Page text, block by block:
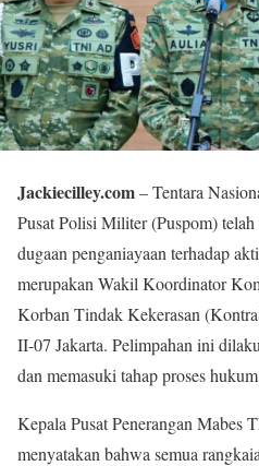
Jackiecilley.com– Tentara
Pusat Polisi Militer (Puspom)
dugaan penganiayaan terhadap
merupakan Wakil Koordinator
Korban Tindak Kekerasan
II-07 Jakarta. Pelimpahan ini
dan memasuki tahap proses
Kepala Pusat Penerangan
menyatakan bahwa semua